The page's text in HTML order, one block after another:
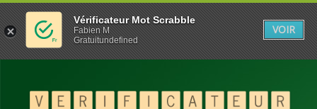
Vérificateur Mot Scrabble
Fabien M
Gratuitundefined
VOIR